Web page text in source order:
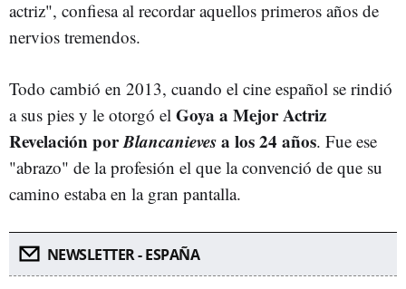
actriz", confiesa al recordar aquellos primeros años de
nervios tremendos.
Todo cambió en 2013, cuando el cine español se rindió
a sus pies y le otorgó el Goya a Mejor Actriz
RevelaciónporBlancanievesa los 24 años. Fue ese
"abrazo" de la profesión el que la convenció de que su
camino estaba en la gran pantalla.
NEWSLETTER - ESPAÑA